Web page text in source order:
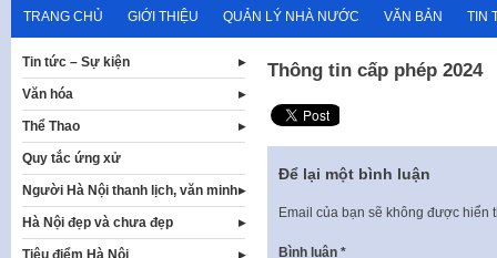
TRANG CHỦ GIỚI THIỆU QUẢN LÝ NHÀ NƯỚC VĂN BẢN TIN
Thông tin cấp phép 2024
Để lại một bình luận
Email của bạn sẽ không được hiển
Bình luận *
Tin tức – Sự kiện
Văn hóa
Thể Thao
Quy tắc ứng xử
Người Hà Nội thanh lịch, văn minh
Hà Nội đẹp và chưa đẹp
Tiêu điểm Hà Nội